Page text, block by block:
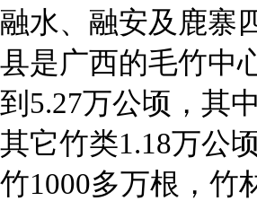
水、融安及鹿寨
是广西的毛竹中
5.27万公顷，其
其它竹类1.18万公
1000多万根，竹